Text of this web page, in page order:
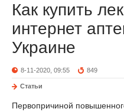
Как купить
интернет
Украине
8-11-2020, 09:55 849
Статьи
Первопричиной